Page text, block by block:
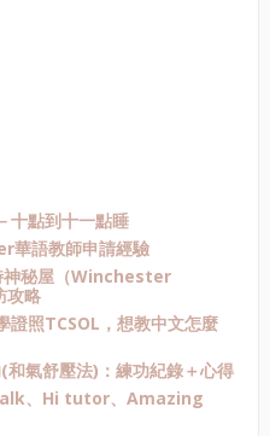
十點到十一點睡
華語教師申請經驗
神秘屋（Winchester
攻略
證照TCSOL，想教中文怎麼
和氣舒壓法)：練功紀錄＋心得
、Hi tutor、Amazing